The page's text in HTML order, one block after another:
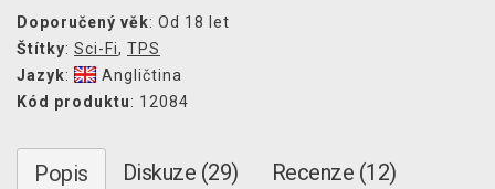
Doporučený věk: Od 18 let
Štítky: Sci-Fi, TPS
Jazyk:
Angličtina
Kód produktu: 12084
Popis Diskuze (29) Recenze (12)